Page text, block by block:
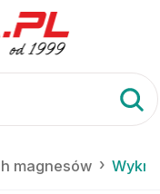
magnesów